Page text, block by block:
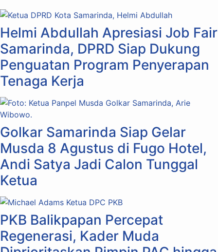
Helmi Abdullah Apresiasi Job Fair
Samarinda, DPRD Siap Dukung
Penguatan Program Penyerapan
Tenaga Kerja
Golkar Samarinda Siap Gelar
Musda 8 Agustus di Fugo Hotel,
Andi Satya Jadi Calon Tunggal
Ketua
PKB Balikpapan Percepat
Regenerasi, Kader Muda